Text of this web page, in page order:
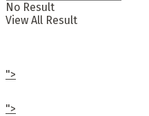
No Result
View All Result
">
">